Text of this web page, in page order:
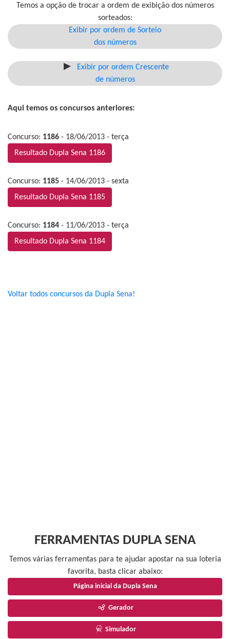
Temos a opção de trocar a ordem de exibição dos números
sorteados:
Exibir por ordem de Sorteio
dos números
Exibir por ordem Crescente
de números
Aqui temos os concursos anteriores:
Concurso: 1186 - 18/06/2013 - terça
Resultado Dupla Sena 1186
Concurso: 1185 - 14/06/2013 - sexta
Resultado Dupla Sena 1185
Concurso: 1184 - 11/06/2013 - terça
Resultado Dupla Sena 1184
Voltar todos concursos da Dupla Sena!
FERRAMENTAS DUPLA SENA
Temos várias ferramentas para te ajudar apostar na sua loteria
favorita, basta clicar abaixo:
Página inicial da Dupla Sena
Gerador
Simulador